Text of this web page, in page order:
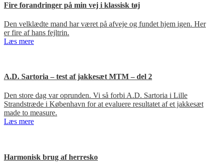
Fire forandringer på min vej i klassisk tøj
Den velklædte mand har været på afveje og fundet hjem igen. Her
er fire af hans fejltrin.
Læs mere
A.D. Sartoria – test af jakkesæt MTM – del 2
Den store dag var oprunden. Vi så forbi A.D. Sartoria i Lille
Strandstræde i København for at evaluere resultatet af et jakkesæt
made to measure.
Læs mere
Harmonisk brug af herresko